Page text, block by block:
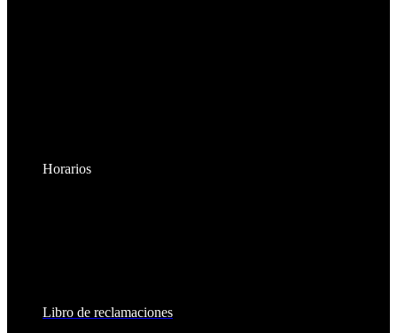
Horarios
Libro de reclamaciones